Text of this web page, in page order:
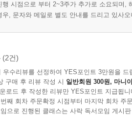
행 시점으로 부터 2~3주가 추가로 소요되며,
우, 문자와 메일로 별도 안내를 드리고 있사
(2건)
우수리뷰를 선정하여 YES포인트 3만원을 드
구매 후 리뷰 작성 시 일반회원 300원, 마니
로드 후 작성한 리뷰만 YES포인트 지급됩니
째 회차 주문확정 시점부터 마지막 회차 주
으로 진행된 클래스는 사락 독서모임 게시